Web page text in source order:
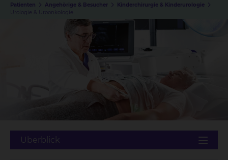
Patienten Angehörige & Besucher
Kinderchirurgie & Kinderurologie
Urologie & Uroonkologie